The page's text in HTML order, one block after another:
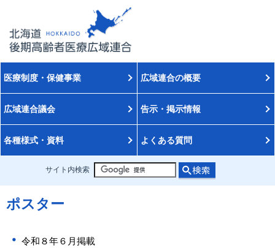
医療制度・保健事業 広域連合の概要
広域連合議会 告示・掲示情報
各種様式・資料 よくある質問
サイト内検索
ポスター
令和８年６月掲載